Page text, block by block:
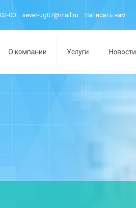
00 sever-ug07@mail.ru Написать нам
О компании Услуги Новости